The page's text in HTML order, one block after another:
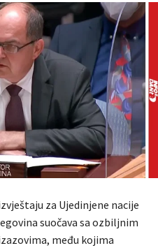
za Ujedinjene nacije
suočava sa ozbiljnim
među kojima